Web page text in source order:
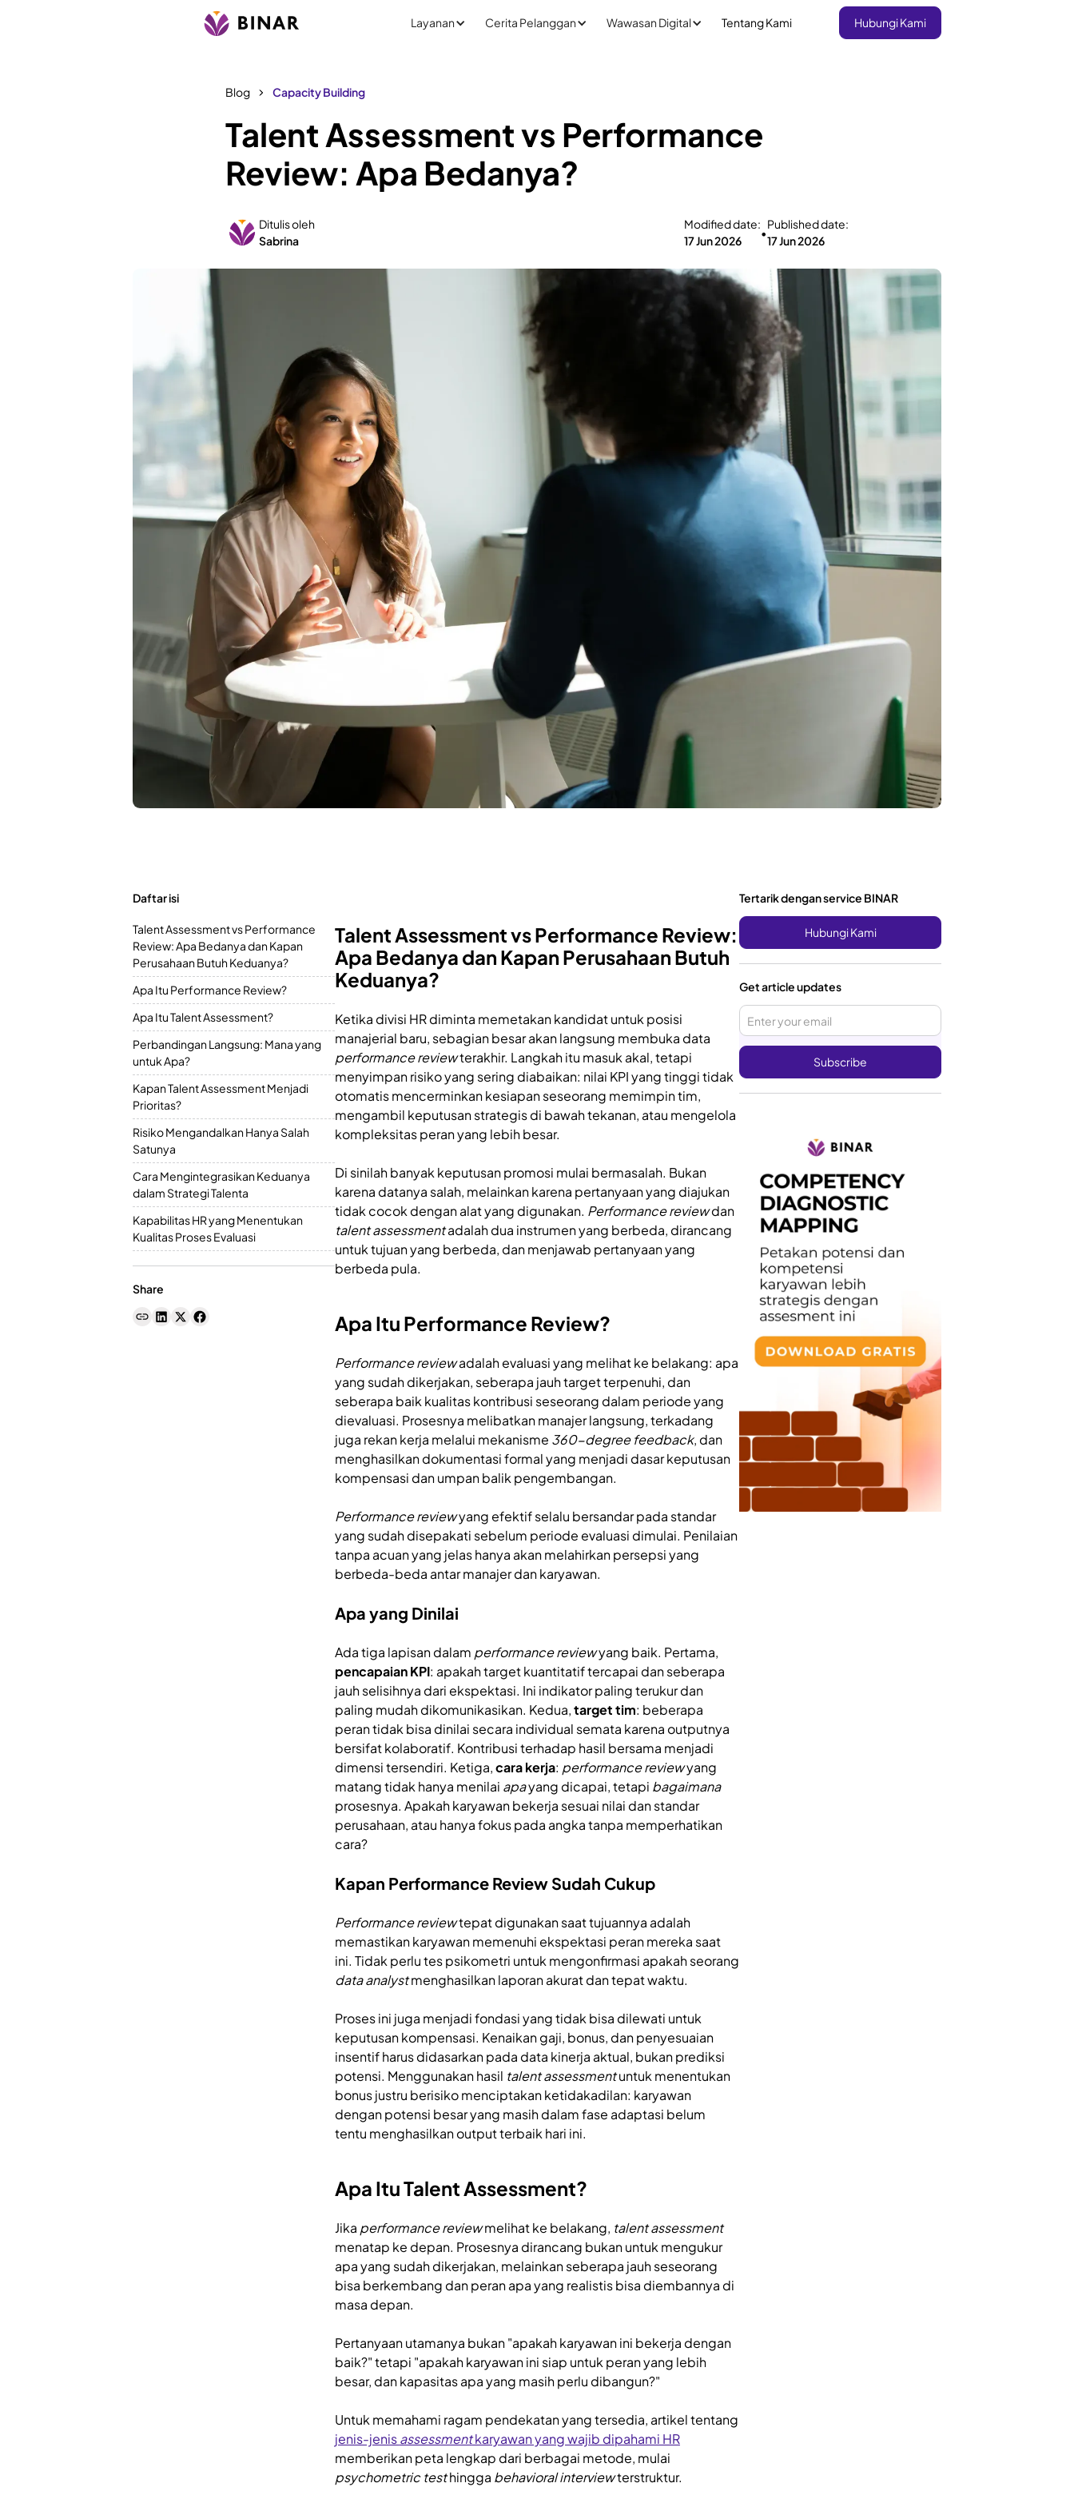
Layanan Cerita Pelanggan Wawasan Digital Tentang Kami Hubungi Kami
Blog Capacity Building
Talent Assessment vs Performance
Review: Apa Bedanya?
Ditulis oleh
Sabrina
Modified date:
17 Jun 2026
•
Published date:
17 Jun 2026
Daftar isi
Talent Assessment vs Performance
Review: Apa Bedanya dan Kapan
Perusahaan Butuh Keduanya?
Apa Itu Performance Review?
Apa Itu Talent Assessment?
Perbandingan Langsung: Mana yang
untuk Apa?
Kapan Talent Assessment Menjadi
Prioritas?
Risiko Mengandalkan Hanya Salah
Satunya
Cara Mengintegrasikan Keduanya
dalam Strategi Talenta
Kapabilitas HR yang Menentukan
Kualitas Proses Evaluasi
Share
Talent Assessment vs Performance Review:
Apa Bedanya dan Kapan Perusahaan Butuh
Keduanya?
Ketika divisi HR diminta memetakan kandidat untuk posisi
manajerial baru, sebagian besar akan langsung membuka data
performance reviewterakhir. Langkah itu masuk akal, tetapi
menyimpan risiko yang sering diabaikan: nilai KPI yang tinggi tidak
otomatis mencerminkan kesiapan seseorang memimpin tim,
mengambil keputusan strategis di bawah tekanan, atau mengelola
kompleksitas peran yang lebih besar.
Di sinilah banyak keputusan promosi mulai bermasalah. Bukan
karena datanya salah, melainkan karena pertanyaan yang diajukan
tidak cocok dengan alat yang digunakan. Performance reviewdan
talent assessmentadalah dua instrumen yang berbeda, dirancang
untuk tujuan yang berbeda, dan menjawab pertanyaan yang
berbeda pula.
Apa Itu Performance Review?
Performance reviewadalah evaluasi yang melihat ke belakang: apa
yang sudah dikerjakan, seberapa jauh target terpenuhi, dan
seberapa baik kualitas kontribusi seseorang dalam periode yang
dievaluasi. Prosesnya melibatkan manajer langsung, terkadang
juga rekan kerja melalui mekanisme 360-degree feedback, dan
menghasilkan dokumentasi formal yang menjadi dasar keputusan
kompensasi dan umpan balik pengembangan.
Performance reviewyang efektif selalu bersandar pada standar
yang sudah disepakati sebelum periode evaluasi dimulai. Penilaian
tanpa acuan yang jelas hanya akan melahirkan persepsi yang
berbeda-beda antar manajer dan karyawan.
Apa yang Dinilai
Ada tiga lapisan dalam performance reviewyang baik. Pertama,
pencapaian KPI: apakah target kuantitatif tercapai dan seberapa
jauh selisihnya dari ekspektasi. Ini indikator paling terukur dan
paling mudah dikomunikasikan. Kedua,target tim: beberapa
peran tidak bisa dinilai secara individual semata karena outputnya
bersifat kolaboratif. Kontribusi terhadap hasil bersama menjadi
dimensi tersendiri. Ketiga,cara kerja: performance reviewyang
matang tidak hanya menilai apayang dicapai, tetapi bagaimana
prosesnya. Apakah karyawan bekerja sesuai nilai dan standar
perusahaan, atau hanya fokus pada angka tanpa memperhatikan
cara?
Kapan Performance Review Sudah Cukup
Performance reviewtepat digunakan saat tujuannya adalah
memastikan karyawan memenuhi ekspektasi peran mereka saat
ini. Tidak perlu tes psikometri untuk mengonfirmasi apakah seorang
data analystmenghasilkan laporan akurat dan tepat waktu.
Proses ini juga menjadi fondasi yang tidak bisa dilewati untuk
keputusan kompensasi. Kenaikan gaji, bonus, dan penyesuaian
insentif harus didasarkan pada data kinerja aktual, bukan prediksi
potensi. Menggunakan hasil talent assessmentuntuk menentukan
bonus justru berisiko menciptakan ketidakadilan: karyawan
dengan potensi besar yang masih dalam fase adaptasi belum
tentu menghasilkan output terbaik hari ini.
Apa Itu Talent Assessment?
Jika performance reviewmelihat ke belakang, talent assessment
menatap ke depan. Prosesnya dirancang bukan untuk mengukur
apa yang sudah dikerjakan, melainkan seberapa jauh seseorang
bisa berkembang dan peran apa yang realistis bisa diembannya di
masa depan.
Pertanyaan utamanya bukan "apakah karyawan ini bekerja dengan
baik?" tetapi "apakah karyawan ini siap untuk peran yang lebih
besar, dan kapasitas apa yang masih perlu dibangun?"
Untuk memahami ragam pendekatan yang tersedia, artikel tentang
jenis-jenisassessmentkaryawan yang wajib dipahami HR
memberikan peta lengkap dari berbagai metode, mulai
psychometric testhingga behavioral interviewterstruktur.
Tertarik dengan service BINAR
Hubungi Kami
Get article updates